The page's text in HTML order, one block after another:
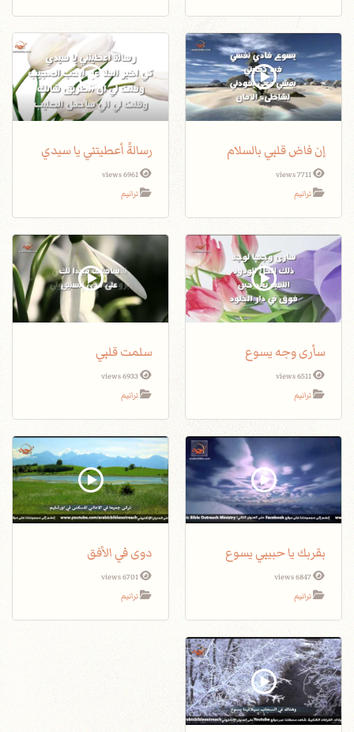
إن فاض قلبي بالسلام
7711 views
ترانيم
رسالةً أعطيتني يا سيدي
6961 views
ترانيم
سأرى وجه يسوع
6511 views
ترانيم
سلمت قلبي
6933 views
ترانيم
بقربك يا حبيبي يسوع
6847 views
ترانيم
دوى في الأفق
6701 views
ترانيم